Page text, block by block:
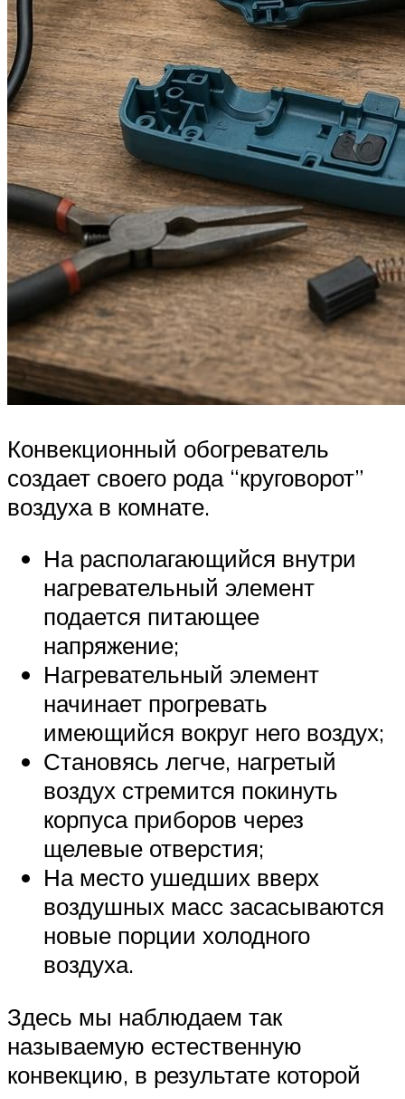
Конвекционный обогреватель
создает своего рода “круговорот”
воздуха в комнате.
На располагающийся внутри
нагревательный элемент
подается питающее
напряжение;
Нагревательный элемент
начинает прогревать
имеющийся вокруг него воздух;
Становясь легче, нагретый
воздух стремится покинуть
корпуса приборов через
щелевые отверстия;
На место ушедших вверх
воздушных масс засасываются
новые порции холодного
воздуха.
Здесь мы наблюдаем так
называемую естественную
конвекцию, в результате которой